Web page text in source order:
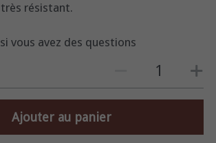
résistant.
vous avez des questions
Ajouter au panier